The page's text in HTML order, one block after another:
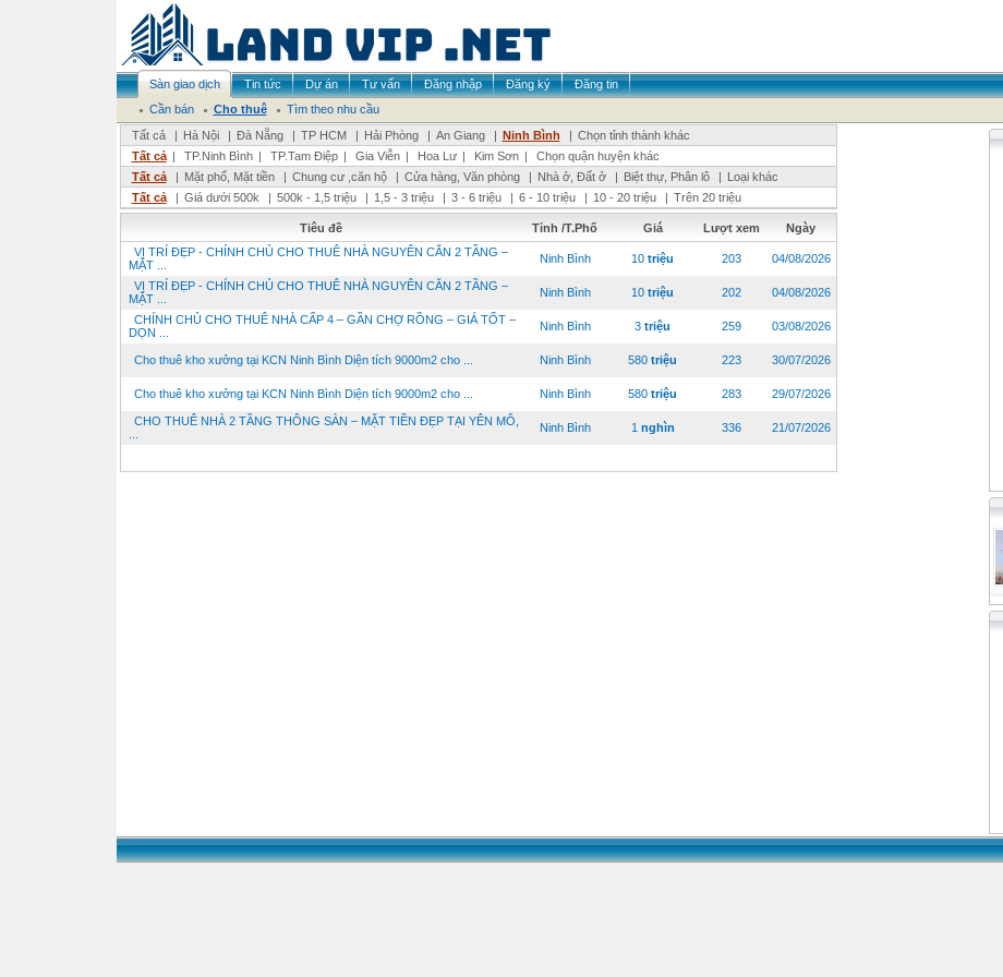
Sàn giao dịch Tin tức Dự án Tư vấn Đăng nhập Đăng ký
Đăng tin
Cần bán
Cho thuê
Tìm theo nhu cầu
Tất cả
| Hà Nội | Đà Nẵng | TP HCM | Hải Phòng | An Giang | Ninh Bình | Chọn tỉnh thành khác
Tất cả | TP.Ninh Bình | TP.Tam Điệp | Gia Viễn | Hoa Lư | Kim Sơn |
Chọn quận huyện khác
Tất cả
| Mặt phố, Mặt tiền | Chung cư ,căn hộ | Cửa hàng, Văn phòng | Nhà ở, Đất ở | Biệt thự, Phân lô | Loại khác
Tất cả
| Giá dưới 500k | 500k - 1,5 triệu | 1,5 - 3 triệu | 3 - 6 triệu | 6 - 10 triệu | 10 - 20 triệu | Trên 20 triệu
Tiêu đề Tỉnh /T.Phố Giá Lượt xem
Ngày
VỊ TRÍ ĐẸP - CHÍNH CHỦ CHO THUÊ NHÀ NGUYÊN CĂN 2 TẦNG –
MẶT ...
Ninh Bình 10 triệu 203 04/08/2026
VỊ TRÍ ĐẸP - CHÍNH CHỦ CHO THUÊ NHÀ NGUYÊN CĂN 2 TẦNG –
MẶT ...
Ninh Bình 10 triệu 202 04/08/2026
CHÍNH CHỦ CHO THUÊ NHÀ CẤP 4 – GẦN CHỢ RỒNG – GIÁ TỐT –
DỌN ...
Ninh Bình 3 triệu 259 03/08/2026
Cho thuê kho xưởng tại KCN Ninh Bình Diện tích 9000m2 cho ... Ninh Bình 580 triệu 223 30/07/2026
Cho thuê kho xưởng tại KCN Ninh Bình Diện tích 9000m2 cho ... Ninh Bình 580 triệu 283 29/07/2026
CHO THUÊ NHÀ 2 TẦNG THÔNG SÀN – MẶT TIỀN ĐẸP TẠI YÊN MÔ,
Ninh Bình 1 nghìn 336 21/07/2026